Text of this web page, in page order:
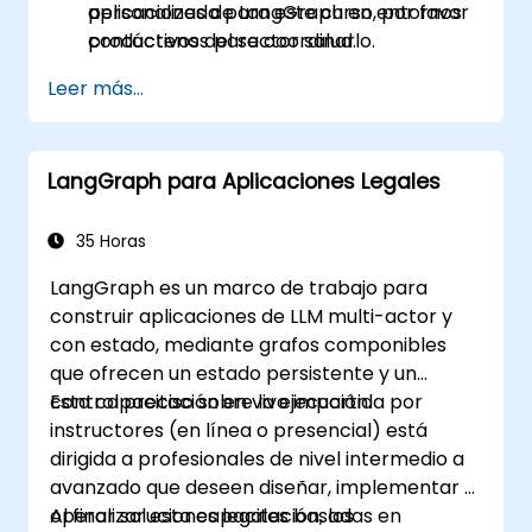
aplicaciones de LangGraph en entornos
productivos del sector salud.
personalizada para este curso, por favor
contáctenos para coordinarlo.
Leer más...
LangGraph para Aplicaciones Legales
35 Horas
LangGraph es un marco de trabajo para
construir aplicaciones de LLM multi-actor y
con estado, mediante grafos componibles
que ofrecen un estado persistente y un
control preciso sobre la ejecución.
Esta capacitación en vivo impartida por
instructores (en línea o presencial) está
dirigida a profesionales de nivel intermedio a
avanzado que deseen diseñar, implementar y
operar soluciones legales basadas en
Al finalizar esta capacitación, los